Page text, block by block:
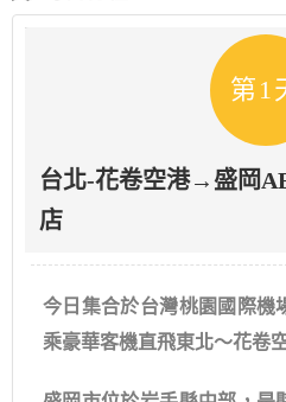
第1
台北-花卷空港→盛岡
店
今日集合於台灣桃園國際機
乘豪華客機直飛東北～花卷